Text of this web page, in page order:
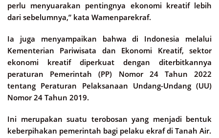
perlu menyuarakan pentingnya ekonomi kreatif lebih
dari sebelumnya,” kata Wamenparekraf.
Ia juga menyampaikan bahwa di Indonesia melalui
Kementerian Pariwisata dan Ekonomi Kreatif, sektor
ekonomi kreatif diperkuat dengan diterbitkannya
peraturan Pemerintah (PP) Nomor 24 Tahun 2022
tentang Peraturan Pelaksanaan Undang-Undang (UU)
Nomor 24 Tahun 2019.
Ini merupakan suatu terobosan yang menjadi bentuk
keberpihakan pemerintah bagi pelaku ekraf di Tanah Air.